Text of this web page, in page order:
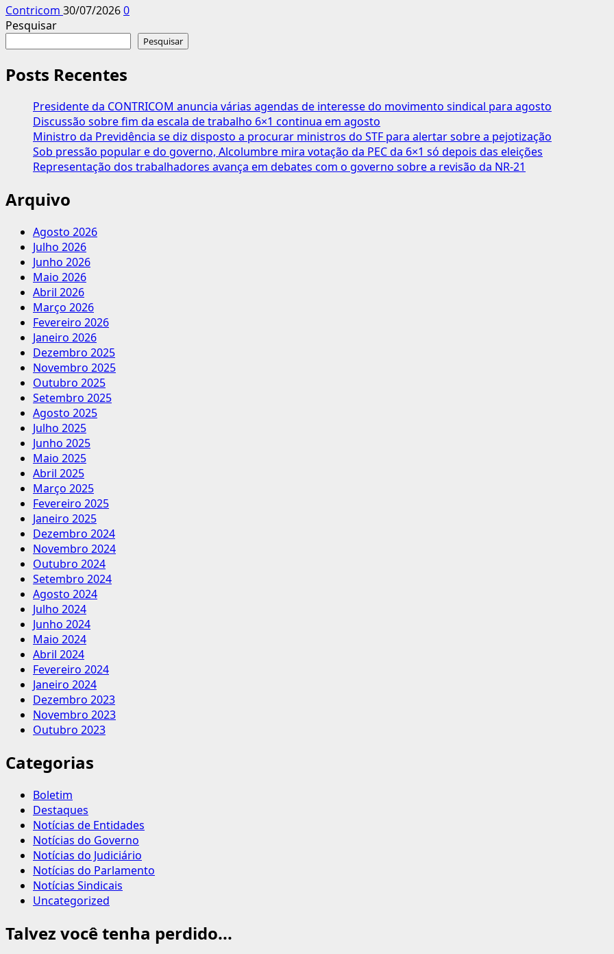
Contricom 30/07/20260
Pesquisar
Pesquisar
Posts Recentes
Presidente da CONTRICOM anuncia várias agendas de interesse do movimento sindical para agosto
Discussão sobre fim da escala de trabalho 6×1 continua em agosto
Ministro da Previdência se diz disposto a procurar ministros do STF para alertar sobre a pejotização
Sob pressão popular e do governo, Alcolumbre mira votação da PEC da 6×1 só depois das eleições
Representação dos trabalhadores avança em debates com o governo sobre a revisão da NR-21
Arquivo
Agosto 2026
Julho 2026
Junho 2026
Maio 2026
Abril 2026
Março 2026
Fevereiro 2026
Janeiro 2026
Dezembro 2025
Novembro 2025
Outubro 2025
Setembro 2025
Agosto 2025
Julho 2025
Junho 2025
Maio 2025
Abril 2025
Março 2025
Fevereiro 2025
Janeiro 2025
Dezembro 2024
Novembro 2024
Outubro 2024
Setembro 2024
Agosto 2024
Julho 2024
Junho 2024
Maio 2024
Abril 2024
Fevereiro 2024
Janeiro 2024
Dezembro 2023
Novembro 2023
Outubro 2023
Categorias
Boletim
Destaques
Notícias de Entidades
Notícias do Governo
Notícias do Judiciário
Notícias do Parlamento
Notícias Sindicais
Uncategorized
Talvez você tenha perdido...